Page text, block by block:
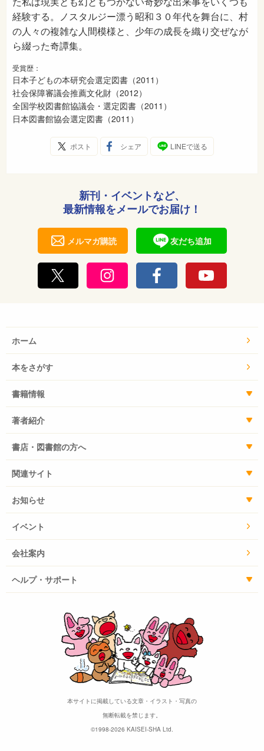
経験する。ノスタルジー漂う昭和３０年代を舞台に、村
の人々の複雑な人間模様と、少年の成長を織り交ぜなが
ら綴った奇譚集。
受賞歴：
日本子どもの本研究会選定図書（2011）
社会保障審議会推薦文化財（2012）
全国学校図書館協議会・選定図書（2011）
日本図書館協会選定図書（2011）
ポスト シェア LINEで送る
新刊・イベントなど、
最新情報をメールでお届け！
メルマガ購読 友だち追加
ホーム
本をさがす
書籍情報
著者紹介
書店・図書館の方へ
関連サイト
お知らせ
イベント
会社案内
ヘルプ・サポート
本サイトに掲載している文章・イラスト・写真の
無断転載を禁じます。
©1998-2026 KAISEI-SHA Ltd.